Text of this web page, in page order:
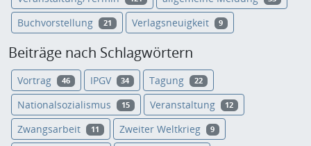
Buchvorstellung 21 Verlagsneuigkeit 9
Beiträge nach Schlagwörtern
Vortrag 46 IPGV 34 Tagung 22
Nationalsozialismus 15 Veranstaltung 12
Zwangsarbeit 11 Zweiter Weltkrieg 9